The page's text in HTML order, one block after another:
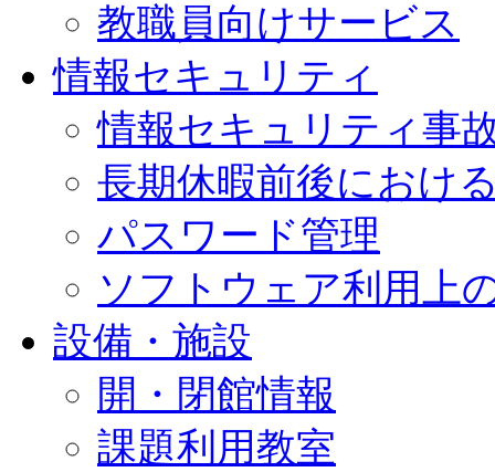
教職員向けサービス
情報セキュリティ
情報セキュリティ事
長期休暇前後におけ
パスワード管理
ソフトウェア利用上
設備・施設
開・閉館情報
課題利用教室